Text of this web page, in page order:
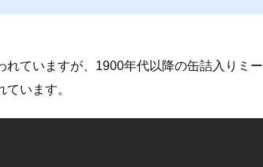
ていますが、1900年代以降の缶詰入りミー
います。